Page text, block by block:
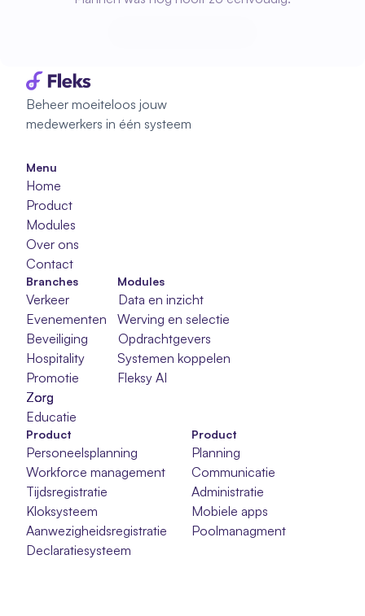
Beheer moeiteloos jouw
medewerkers in één systeem
Menu
Home
Product
Modules
Over ons
Contact
Modules
Data en inzicht
Werving en selectie
Opdrachtgevers
Systemen koppelen
Fleksy AI
Branches
Verkeer
Evenementen
Beveiliging
Hospitality
Promotie
Zorg
Zorg
Zorg
Educatie
Product
Personeelsplanning
Workforce management
Tijdsregistratie
Kloksysteem
Aanwezigheidsregistratie
Declaratiesysteem
Planning
Communicatie
Administratie
Mobiele apps
Poolmanagment
Product